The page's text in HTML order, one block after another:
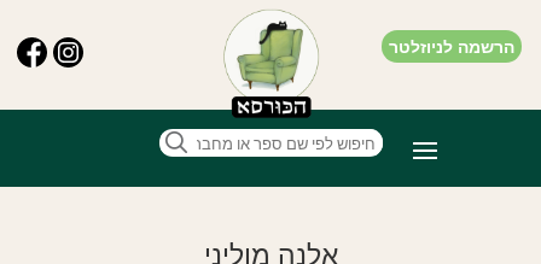
הרשמה לניוזלטר
אלנה מוליני